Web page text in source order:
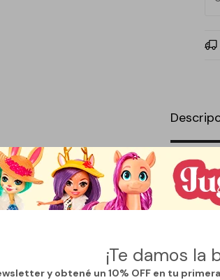
¡Te damos la
y obtené un 10% OFF en tu
resina con flores naturales encapsuladas,
Cada pieza combina una base metálica
reales, creando un efecto artesanal que
hace perfecto para regalar o sumar un toque
un accesorio exclusivo y cuidadosamente